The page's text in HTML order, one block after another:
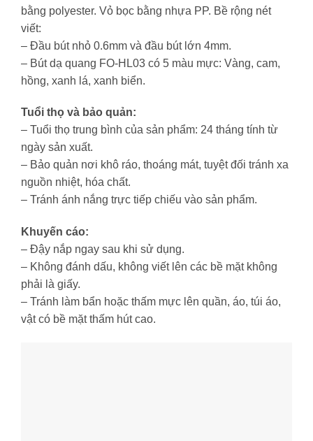
bằng polyester. Vỏ bọc bằng nhựa PP. Bề rộng nét
viết:
– Đầu bút nhỏ 0.6mm và đầu bút lớn 4mm.
– Bút dạ quang FO-HL03 có 5 màu mực: Vàng, cam,
hồng, xanh lá, xanh biển.
Tuổi thọ và bảo quản:
– Tuổi thọ trung bình của sản phẩm: 24 tháng tính từ
ngày sản xuất.
– Bảo quản nơi khô ráo, thoáng mát, tuyệt đối tránh xa
nguồn nhiệt, hóa chất.
– Tránh ánh nắng trực tiếp chiếu vào sản phẩm.
Khuyến cáo:
– Đậy nắp ngay sau khi sử dụng.
– Không đánh dấu, không viết lên các bề mặt không
phải là giấy.
– Tránh làm bẩn hoặc thấm mực lên quần, áo, túi áo,
vật có bề mặt thấm hút cao.